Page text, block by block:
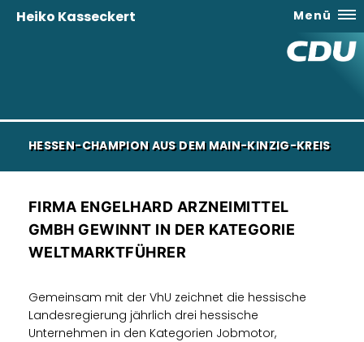
Heiko Kasseckert Menü
HESSEN-CHAMPION AUS DEM MAIN-KINZIG-KREIS
FIRMA ENGELHARD ARZNEIMITTEL
GMBH GEWINNT IN DER KATEGORIE
WELTMARKTFÜHRER
Gemeinsam mit der VhU zeichnet die hessische
Landesregierung jährlich drei hessische
Unternehmen in den Kategorien Jobmotor,